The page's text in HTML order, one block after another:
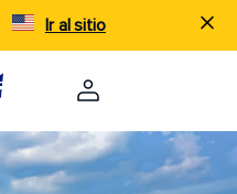
Ir al sitio